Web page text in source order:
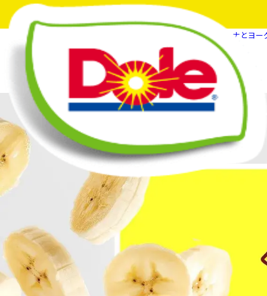
フルーツスマイルマガジン バナナとヨ